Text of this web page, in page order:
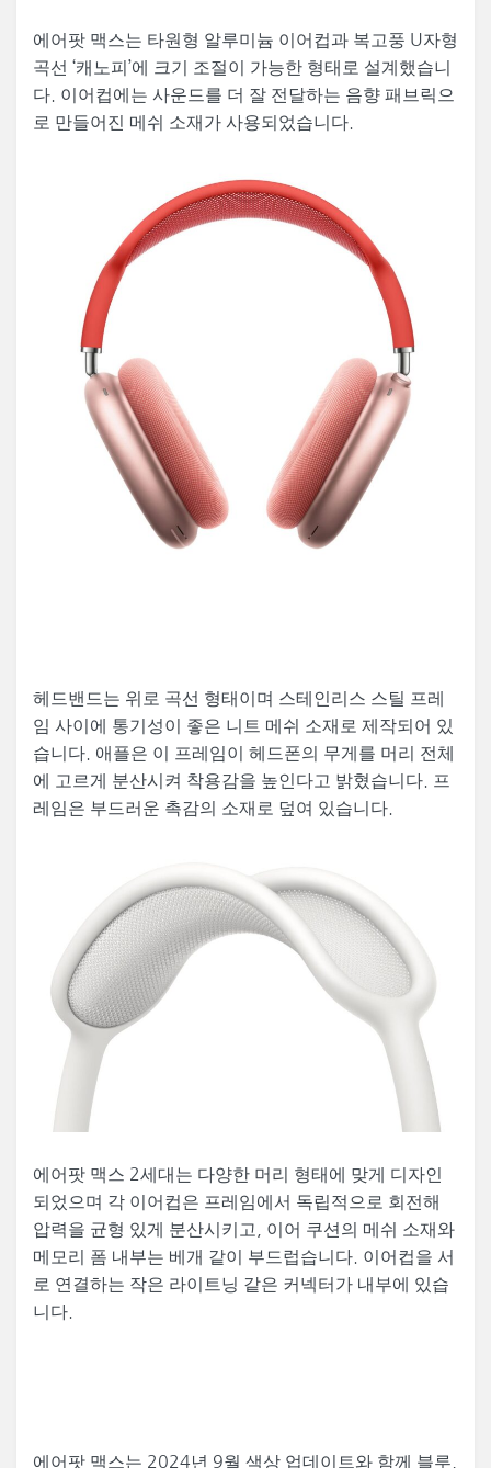
에어팟 맥스는 타원형 알루미늄 이어컵과 복고풍 U자형
곡선 ‘캐노피’에 크기 조절이 가능한 형태로 설계했습니
다. 이어컵에는 사운드를 더 잘 전달하는 음향 패브릭으
로 만들어진 메쉬 소재가 사용되었습니다.
헤드밴드는 위로 곡선 형태이며 스테인리스 스틸 프레
임 사이에 통기성이 좋은 니트 메쉬 소재로 제작되어 있
습니다. 애플은 이 프레임이 헤드폰의 무게를 머리 전체
에 고르게 분산시켜 착용감을 높인다고 밝혔습니다. 프
레임은 부드러운 촉감의 소재로 덮여 있습니다.
에어팟 맥스 2세대는 다양한 머리 형태에 맞게 디자인
되었으며 각 이어컵은 프레임에서 독립적으로 회전해
압력을 균형 있게 분산시키고, 이어 쿠션의 메쉬 소재와
메모리 폼 내부는 베개 같이 부드럽습니다. 이어컵을 서
로 연결하는 작은 라이트닝 같은 커넥터가 내부에 있습
니다.
에어팟 맥스는 2024년 9월 색상 업데이트와 함께 블루,